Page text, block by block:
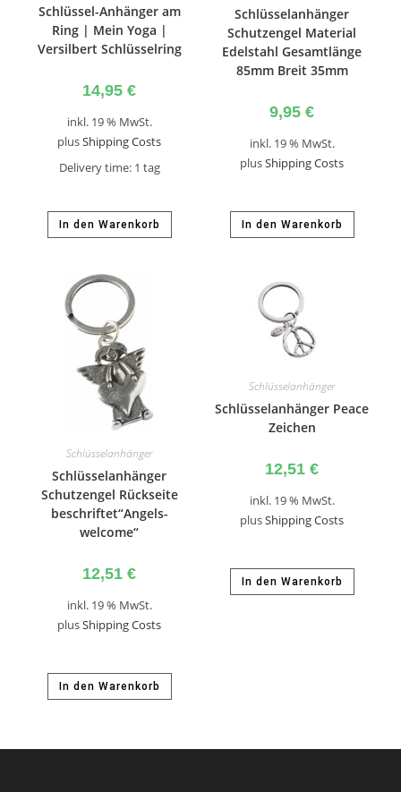
Schlüssel-Anhänger am
Ring | Mein Yoga |
Versilbert Schlüsselring
14,95 €
inkl. 19 % MwSt.
plusShipping Costs
Delivery time: 1 tag
In den Warenkorb
Schlüsselanhänger
Schutzengel Material
Edelstahl Gesamtlänge
85mm Breit 35mm
9,95 €
inkl. 19 % MwSt.
plusShipping Costs
In den Warenkorb
Schlüsselanhänger
Schlüsselanhänger
Schutzengel Rückseite
beschriftet“Angels-
welcome“
12,51 €
inkl. 19 % MwSt.
plusShipping Costs
In den Warenkorb
Schlüsselanhänger
Schlüsselanhänger Peace
Zeichen
12,51 €
inkl. 19 % MwSt.
plusShipping Costs
In den Warenkorb